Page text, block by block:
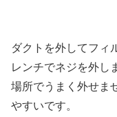
ダクトを外してフィ
レンチでネジを外し
場所でうまく外せま
やすいです。